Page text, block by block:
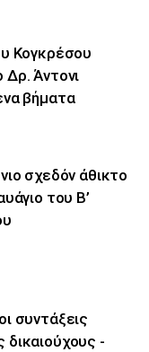
Κογκρέσου
Άντονι
βήματα
σχεδόν άθικτο
του Β’
συντάξεις
-